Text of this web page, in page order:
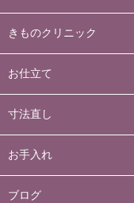
きものクリニック
お仕立て
寸法直し
お手入れ
ブログ